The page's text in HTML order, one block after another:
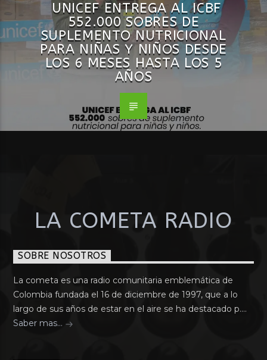
UNICEF ENTREGA AL ICBF
552.000 SOBRES DE
SUPLEMENTO NUTRICIONAL
PARA NIÑAS Y NIÑOS DESDE
LOS 6 MESES HASTA LOS 5
AÑOS
LA COMETA RADIO
SOBRE NOSOTROS
La cometa es una radio comunitaria emblemática de
Colombia fundada el 16 de diciembre de 1997, que a lo
largo de sus años de estar en el aire se ha destacado p....
Saber mas...